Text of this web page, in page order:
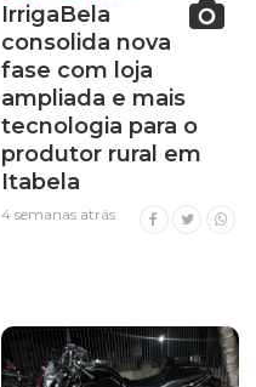
IrrigaBela
consolida nova
fase com loja
ampliada e mais
tecnologia para o
produtor rural em
Itabela
4 semanas atrás